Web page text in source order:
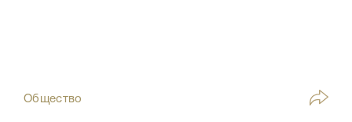
Общество